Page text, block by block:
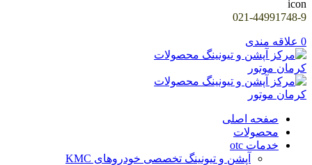
021-44991748-9
0 علاقه مندی
صفحه اصلی
محصولات
خدمات otc
آپشن و تیونینگ تخصصی خودروهای KMC